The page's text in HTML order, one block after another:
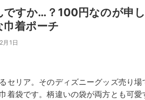
すか…？100円なのが申し
着ポーチ
月1日
セリア。そのディズニーグッズ売り場
着袋です。柄違いの袋が両方とも可愛